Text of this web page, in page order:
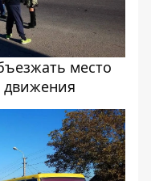
место
движения